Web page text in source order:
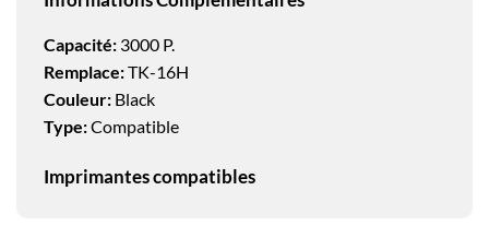
Capacité: 3000 P.
Remplace:TK-16H
Couleur: Black
Type:Compatible
Imprimantes compatibles